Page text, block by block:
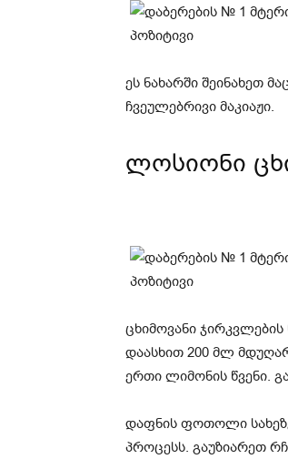
ეს ნახარში შეინახეთ
ჩვეულებრივი მაკიაჟი.
ლოსიონი
ცხიმოვანი
დაასხით 200 მლ
ერთი ლიმონის წვენი.
დაფნის ფოთოლი
პროცესს. გაუზიარეთ